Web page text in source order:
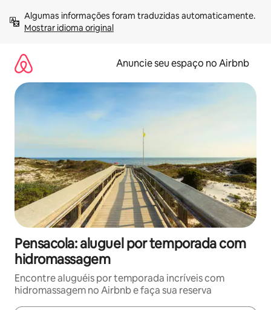
para
Mostrar idioma original
Anuncie seu espaço no Airbnb
Pensacola: aluguel por temporada com
hidromassagem
Encontre aluguéis por temporada incríveis com
hidromassagem no Airbnb e faça sua reserva